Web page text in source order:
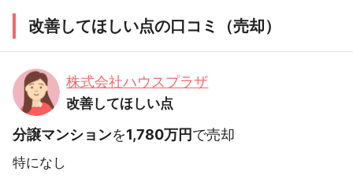
改善してほしい点の口コミ（売却）
株式会社ハウスプラザ
改善してほしい点
分譲マンションを1,780万円で売却
特になし